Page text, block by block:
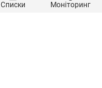
Списки Моніторинг